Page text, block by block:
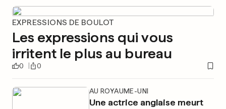
EXPRESSIONS DE BOULOT
Les expressions qui vous
irritent le plus au bureau
0 0
AU ROYAUME-UNI
Une actrice anglaise meurt